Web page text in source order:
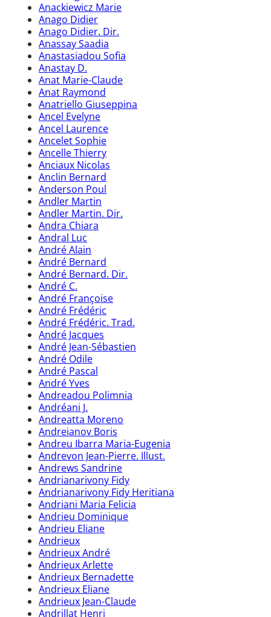
Anackiewicz Marie
Anago Didier
Anago Didier. Dir.
Anassay Saadia
Anastasiadou Sofia
Anastay D.
Anat Marie-Claude
Anat Raymond
Anatriello Giuseppina
Ancel Evelyne
Ancel Laurence
Ancelet Sophie
Ancelle Thierry
Anciaux Nicolas
Anclin Bernard
Anderson Poul
Andler Martin
Andler Martin. Dir.
Andra Chiara
Andral Luc
André Alain
André Bernard
André Bernard. Dir.
André C.
André Françoise
André Frédéric
André Frédéric. Trad.
André Jacques
André Jean-Sébastien
André Odile
André Pascal
André Yves
Andreadou Polimnia
Andréani J.
Andreatta Moreno
Andreianov Boris
Andreu Ibarra Maria-Eugenia
Andrevon Jean-Pierre. Illust.
Andrews Sandrine
Andrianarivony Fidy
Andrianarivony Fidy Heritiana
Andriani Maria Felicia
Andrieu Dominique
Andrieu Eliane
Andrieux
Andrieux André
Andrieux Arlette
Andrieux Bernadette
Andrieux Eliane
Andrieux Jean-Claude
Andrillat Henri